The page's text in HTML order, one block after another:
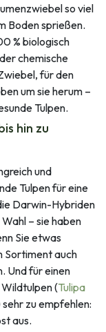
so viel
Boden sprießen.
% biologisch
chemische
für den
um sie herum –
Tulpen.
hin zu
und
Tulpen für eine
Darwin-Hybriden
– sie haben
Sie etwas
Sortiment auch
Und für einen
(Tulipa
zu empfehlen:
aus.